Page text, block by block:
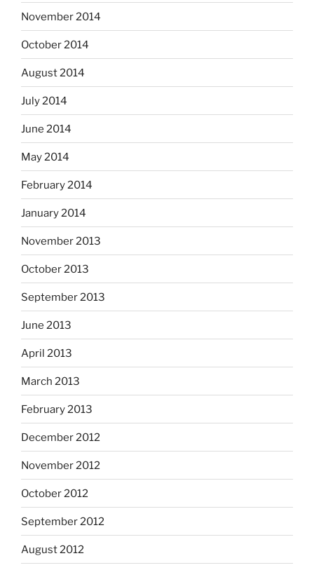
November 2014
October 2014
August 2014
July 2014
June 2014
May 2014
February 2014
January 2014
November 2013
October 2013
September 2013
June 2013
April 2013
March 2013
February 2013
December 2012
November 2012
October 2012
September 2012
August 2012